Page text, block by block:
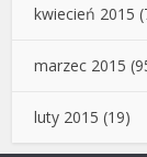
kwiecień 2015
marzec 2015
luty 2015 (19)